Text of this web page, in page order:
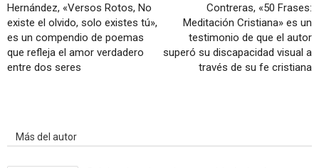
Hernández, «Versos Rotos, No
existe el olvido, solo existes tú»,
es un compendio de poemas
que refleja el amor verdadero
entre dos seres
Contreras, «50 Frases:
Meditación Cristiana» es un
testimonio de que el autor
superó su discapacidad visual a
través de su fe cristiana
Más del autor